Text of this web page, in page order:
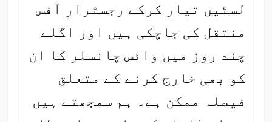
لسٹیں تیار کرکے رجسٹرار آفس
منتقل کی جاچکی ہیں اور اگلے
چند روز میں وائس چانسلر کا ان
کو بھی خارج کرنے کے متعلق
فیصلہ ممکن ہے۔ ہم سمجھتے ہیں